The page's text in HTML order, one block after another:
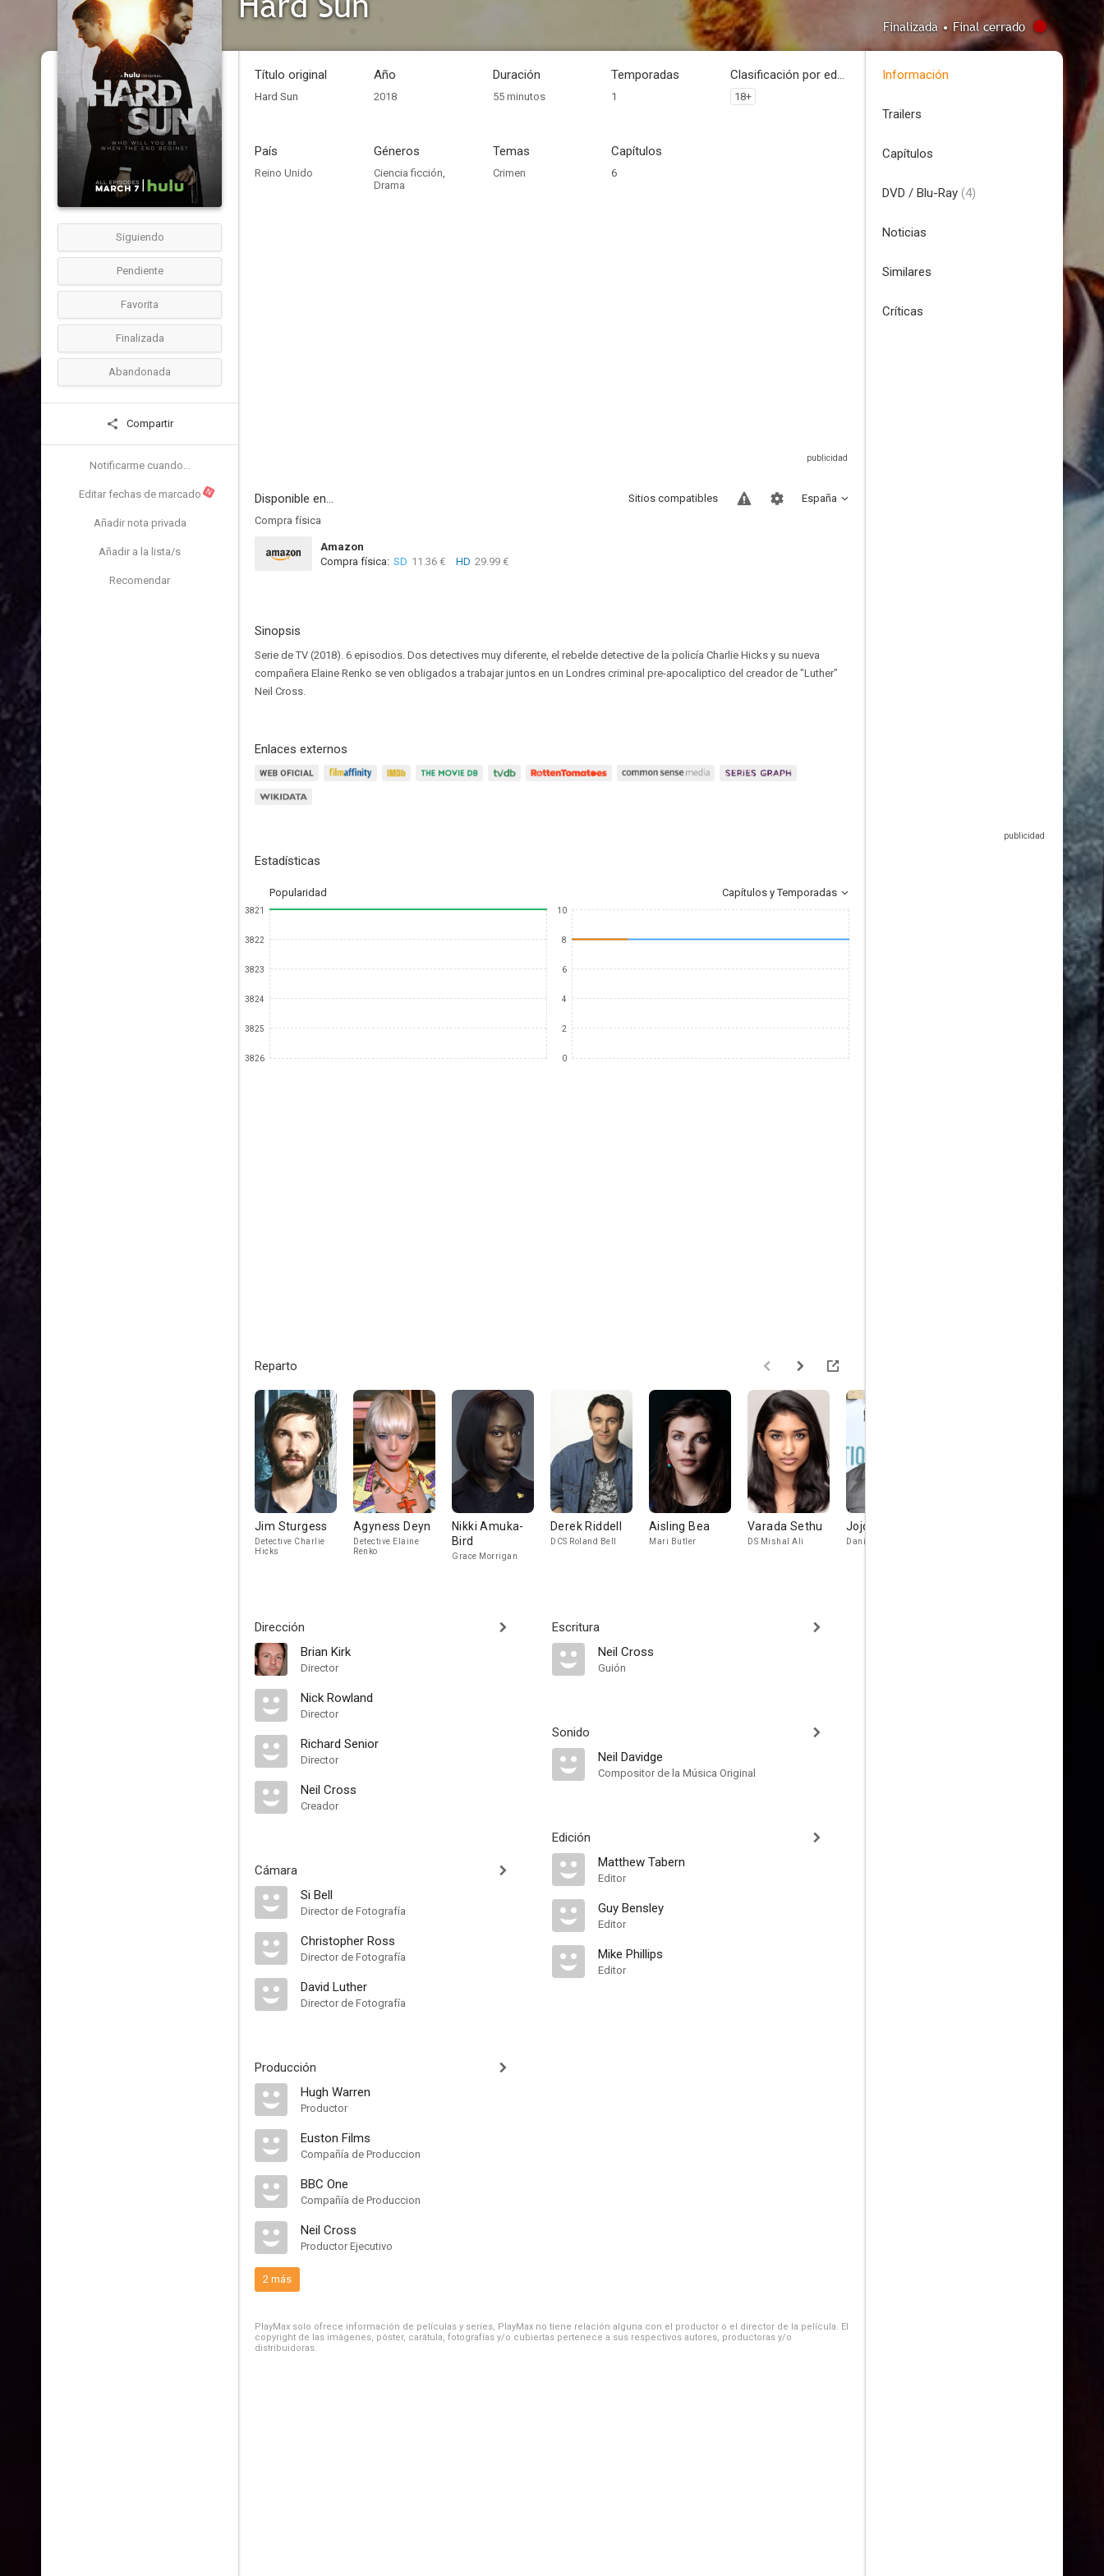
Finalizada • Final cerrado
Siguiendo
Pendiente
Favorita
Finalizada
Abandonada
Compartir
Notificarme cuando...
Editar fechas de marcado N
Añadir nota privada
Añadir a la lista/s
Recomendar
Título original
Hard Sun
Año
2018
Duración
55 minutos
Temporadas
1
Clasificación por edades
18+
País
Reino Unido
Géneros
Ciencia ficción,
Drama
Temas
Crimen
Capítulos
6
Disponible en... España
Sitios compatibles
Compra física
Amazon
Compra física: SD 11.36 € HD 29.99 €
Sinopsis
Serie de TV (2018). 6 episodios. Dos detectives muy diferente, el rebelde detective de la policía Charlie Hicks y su nueva
compañera Elaine Renko se ven obligados a trabajar juntos en un Londres criminal pre-apocaliptico del creador de "Luther"
Neil Cross.
Enlaces externos
Estadísticas
Popularidad Capítulos y Temporadas
3821
3822
3823
3824
3825
3826
10
8
6
4
2
0
Reparto
Jim Sturgess
Detective Charlie
Hicks
Agyness Deyn
Detective Elaine
Renko
Nikki Amuka-
Bird
Grace Morrigan
Derek Riddell
DCS Roland Bell
Aisling Bea
Mari Butler
Varada Sethu
DS Mishal Ali
Jojo Macari
Daniel Renko
Dirección
Brian Kirk
Director
Nick Rowland
Director
Richard Senior
Director
Neil Cross
Creador
Cámara
Si Bell
Director de Fotografía
Christopher Ross
Director de Fotografía
David Luther
Director de Fotografía
Producción
Hugh Warren
Productor
Euston Films
Compañía de Produccion
BBC One
Compañía de Produccion
Neil Cross
Productor Ejecutivo
2 más
Escritura
Neil Cross
Guión
Sonido
Neil Davidge
Compositor de la Música Original
Edición
Matthew Tabern
Editor
Guy Bensley
Editor
Mike Phillips
Editor
PlayMax solo ofrece información de películas y series, PlayMax no tiene relación alguna con el productor o el director de la película. El
copyright de las imágenes, póster, carátula, fotografías y/o cubiertas pertenece a sus respectivos autores, productoras y/o
distribuidoras.
Información
Trailers
Capítulos
DVD / Blu-Ray (4)
Noticias
Similares
Críticas